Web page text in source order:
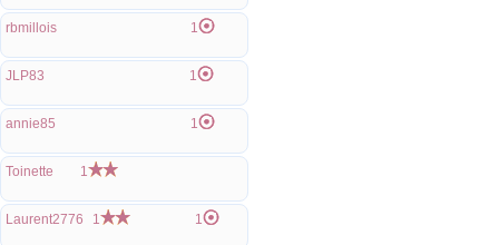
rbmillois 1
JLP83 1
annie85 1
Toinette 1
Laurent2776 1 1